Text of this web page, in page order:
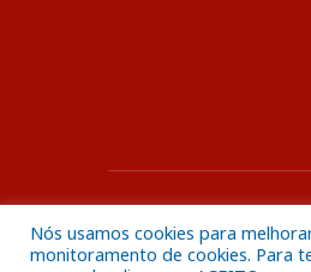
Nós usamos cookies para
monitoramento de cookies. Para